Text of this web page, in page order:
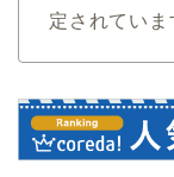
定されていま